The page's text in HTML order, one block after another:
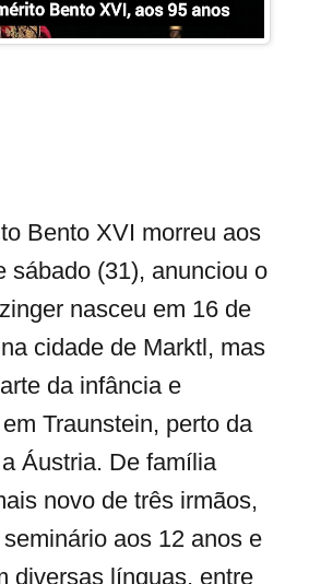
Bento XVI morreu aos
sábado (31), anunciou o
nasceu em 16 de
cidade de Marktl, mas
da infância e
Traunstein, perto da
Áustria. De família
novo de três irmãos,
aos 12 anos e
diversas línguas, entre